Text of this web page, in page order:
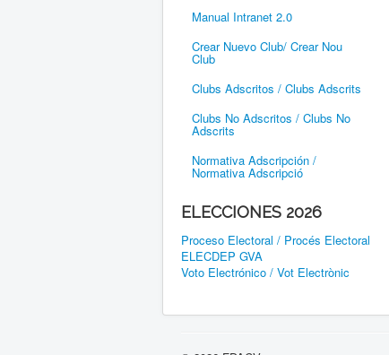
Manual Intranet 2.0
Crear Nuevo Club/ Crear Nou
Club
Clubs Adscritos / Clubs Adscrits
Clubs No Adscritos / Clubs No
Adscrits
Normativa Adscripción /
Normativa Adscripció
ELECCIONES 2026
Proceso Electoral / Procés Electoral
ELECDEP GVA
Voto Electrónico / Vot Electrònic